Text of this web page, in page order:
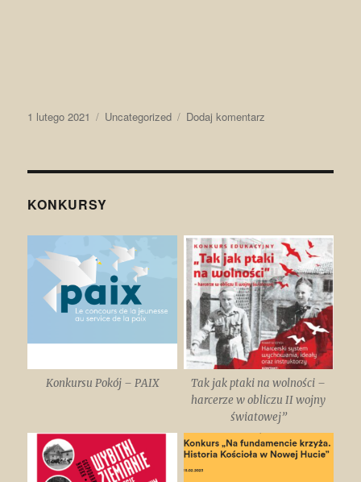
Data
1 lutego 2021 Kategorie
Uncategorized Dodaj komentarz
KONKURSY
Konkursu Pokój – PAIX
Tak jak ptaki na wolności –
harcerze w obliczu II wojny
światowej”